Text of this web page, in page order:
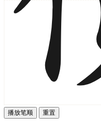
播放笔顺 重置